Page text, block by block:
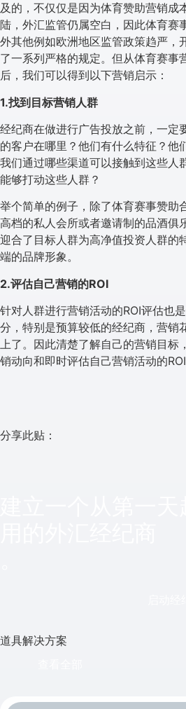
及的，不仅仅是因为体育赞助营销成
陆，外汇监管仍属空白，因此体育赛
外其他例如欧洲地区监管政策趋严，
了一系列严格的规定。但从体育赛事
后，我们可以得到以下营销启示：
1.找到目标营销人群
经纪商在做进行广告投放之前，一定
的客户在哪里？他们有什么特征？他
我们通过哪些渠道可以接触到这些人
能够打动这些人群？
举个简单的例子，除了体育赛事赞助
高档的私人会所或者邀请制的品酒俱
迎合了目标人群为高净值投资人群的
端的品牌形象。
2.评估自己营销的ROI
针对人群进行营销活动的ROI评估也
分，特别是预算较低的经纪商，营销
上了。因此清楚了解自己的营销目标
销动向和即时评估自己营销活动的
分享此贴：
道具解决方案